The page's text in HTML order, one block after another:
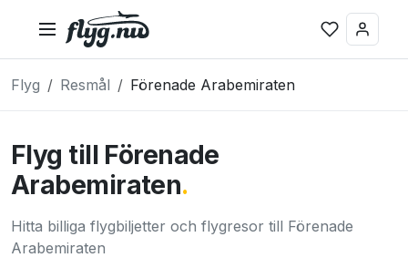
Flyg Resmål Förenade Arabemiraten
Flyg till Förenade
Arabemiraten.
Hitta billiga flygbiljetter och flygresor till Förenade
Arabemiraten